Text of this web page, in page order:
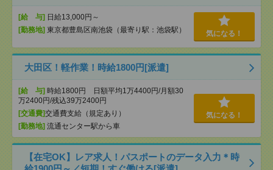
[給 与] 日給13,000円～
[勤務地] 東京都豊島区南池袋（最寄り駅：池袋駅） 気になる！
大田区！軽作業！時給1800円[派遣]
[給 与] 時給1800円 日額平均1万4400円/月額30
万2400円/残込39万2400円
[交通費]交通費支給（規定あり）
[勤務地] 流通センター駅から車
気になる！
【在宅OK】レア求人！パスポートのデータ入力＊時